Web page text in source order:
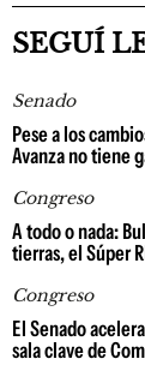
SEGUÍ
Senado
Pese a los
Avanza no tiene
Congreso
A todo o nada:
tierras, el Súper
Congreso
El Senado
sala clave de